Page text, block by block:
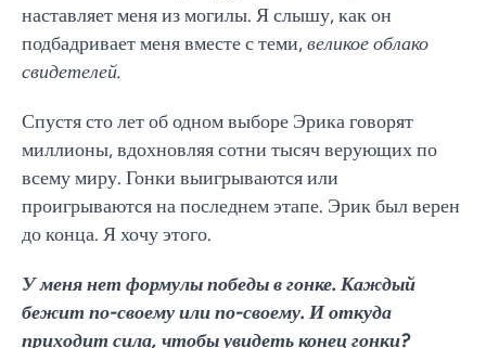
наставляет меня из могилы. Я слышу, как он
подбадривает меня вместе с теми,великое облако
свидетелей.
Спустя сто лет об одном выборе Эрика говорят
миллионы, вдохновляя сотни тысяч верующих по
всему миру. Гонки выигрываются или
проигрываются на последнем этапе. Эрик был верен
до конца. Я хочу этого.
У меня нет формулы победы в гонке. Каждый
бежит по-своему или по-своему. И откуда
приходит сила, чтобы увидеть конец гонки?